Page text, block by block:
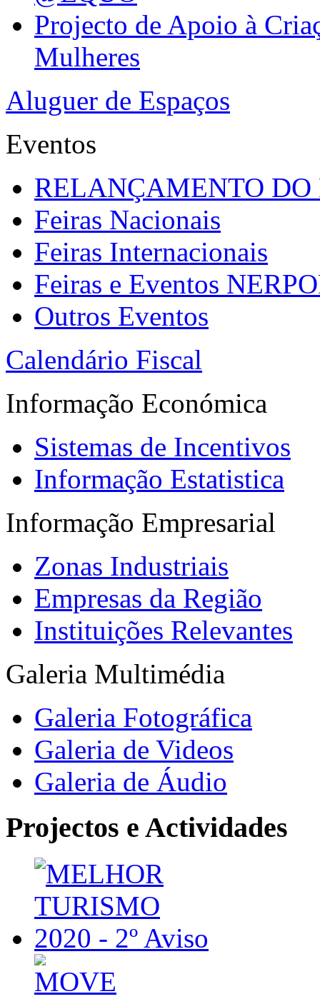
Projecto de Apoio à
Mulheres
Aluguer de Espaços
Eventos
RELANÇAMENTO DO
Feiras Nacionais
Feiras Internacionais
Feiras e Eventos
Outros Eventos
Calendário Fiscal
Informação Económica
Sistemas de Incentivos
Informação Estatistica
Informação Empresarial
Zonas Industriais
Empresas da Região
Instituições Relevantes
Galeria Multimédia
Galeria Fotográfica
Galeria de Videos
Galeria de Áudio
Projectos e Actividades